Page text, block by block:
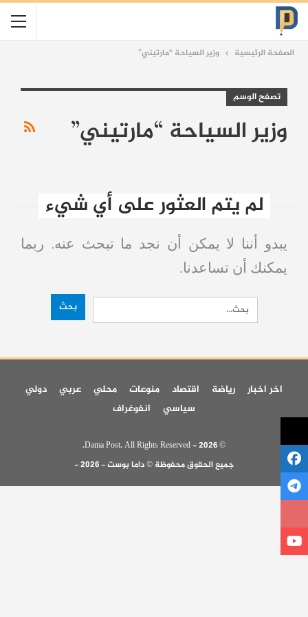
الصفحة الرئيسية وزير السياحة “مارتيني”
تصفح الوسم
وزير السياحة “مارتيني”
لم يتم العثور على أي شيء
يبدو أننا لا يمكن أن نجد ما تبحث عنه. ربما
يمكنك أن تساعدنا.
اخر اخبار رياضة اقتصاد منوعات محلي عربي
دولي
سياسي
انفوغراف
© 2026 - Dama Post. All Rights Reserved.
جميع الحقوق محفوظة © داما بوست - 2026 -